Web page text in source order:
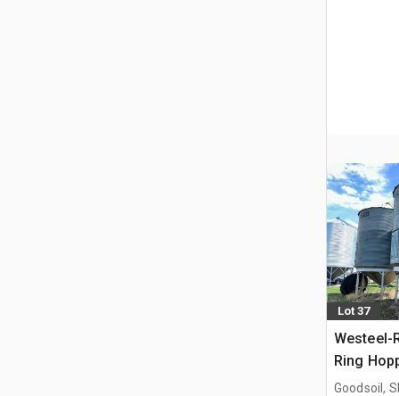
Lot 37
Westeel-
Ring
Goodsoil,